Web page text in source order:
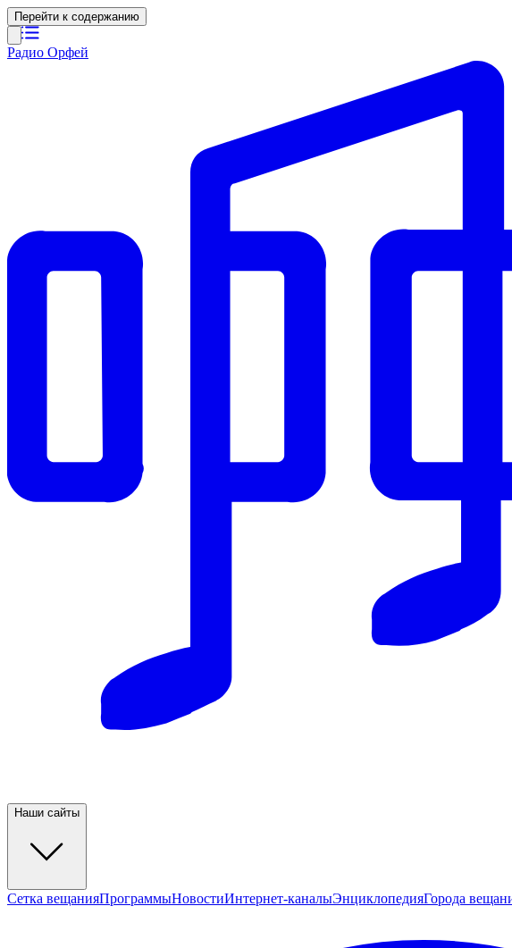
Перейти к содержанию
Радио Орфей
Наши сайты
Сетка вещанияПрограммыНовостиИнтернет-каналыЭнциклопедияГорода